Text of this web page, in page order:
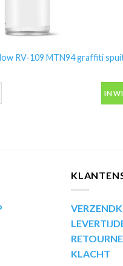
RV-109 MTN94 graffiti
RV-109 MTN94 graffiti
IN
KLACHT